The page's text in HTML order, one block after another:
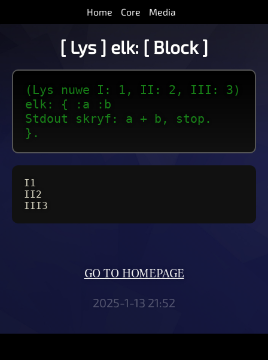
Home Core Media
[ Lys ] elk: [ Block ]
(Lys nuwe I: 1, II: 2, III: 3)
elk: { :a :b
Stdout skryf: a + b, stop.
}.
I1
II2
III3
GO TO HOMEPAGE
2025-1-13 21:52